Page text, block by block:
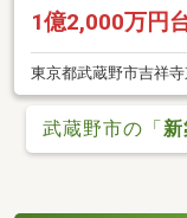
1億2,000万円
東京都武蔵野市吉祥寺
武蔵野市の「